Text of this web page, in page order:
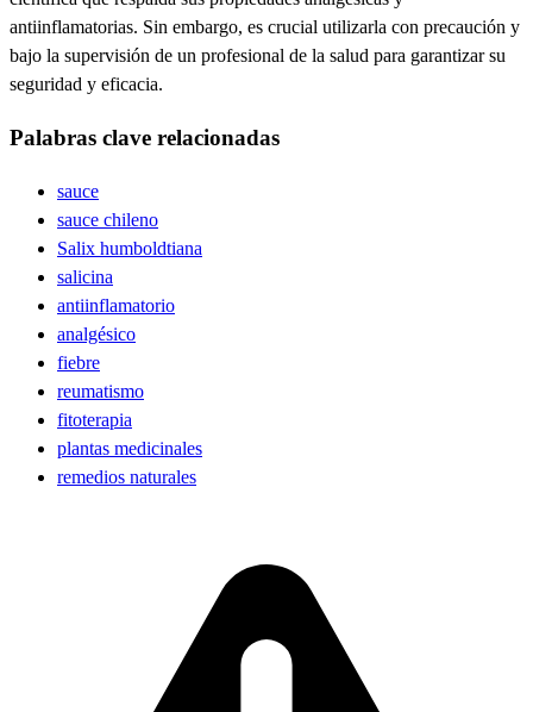
antiinflamatorias. Sin embargo, es crucial utilizarla con precaución y
bajo la supervisión de un profesional de la salud para garantizar su
seguridad y eficacia.
Palabras clave relacionadas
sauce
sauce chileno
Salix humboldtiana
salicina
antiinflamatorio
analgésico
fiebre
reumatismo
fitoterapia
plantas medicinales
remedios naturales